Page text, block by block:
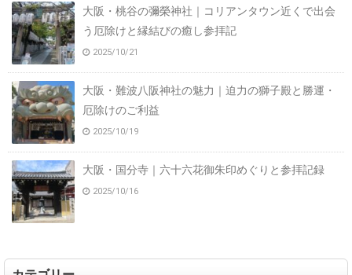
大阪・桃谷の彌榮神社｜コリアンタウン近くで出会
う厄除けと縁結びの癒し参拝記
2025/10/21
大阪・難波八阪神社の魅力｜迫力の獅子殿と勝運・
厄除けのご利益
2025/10/19
大阪・国分寺｜六十六花御朱印めぐりと参拝記録
2025/10/16